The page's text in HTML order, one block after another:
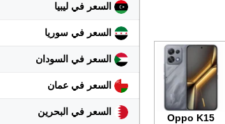
السعر في ليبيا
السعر في سوريا
السعر في السودان
السعر في عمان
السعر في البحرين
Oppo K15